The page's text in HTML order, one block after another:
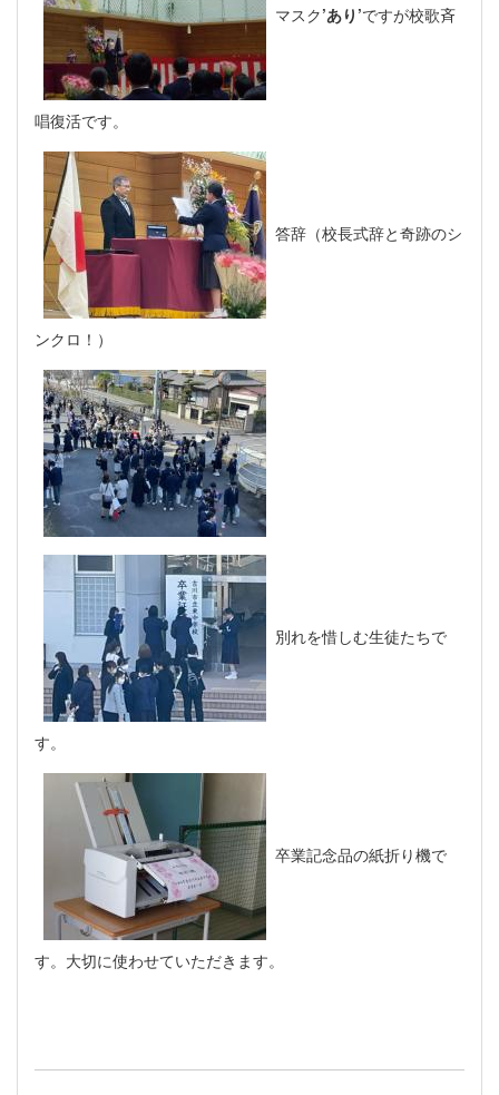
マスク’あり’ですが校歌斉
唱復活です。
答辞（校長式辞と奇跡のシ
ンクロ！）
別れを惜しむ生徒たちで
す。
卒業記念品の紙折り機で
す。大切に使わせていただきます。